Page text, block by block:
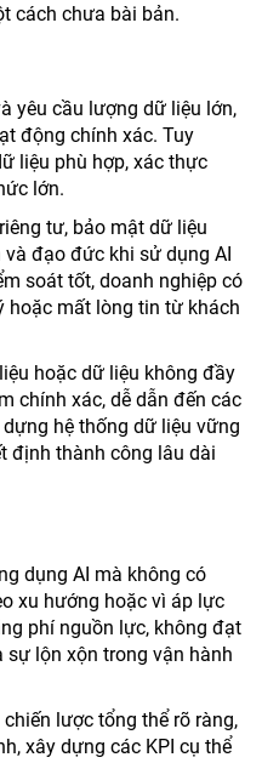
cách chưa bài bản.
yêu cầu lượng dữ liệu lớn,
động chính xác. Tuy
liệu phù hợp, xác thực
lớn.
tư, bảo mật dữ liệu
đạo đức khi sử dụng AI
soát tốt, doanh nghiệp có
hoặc mất lòng tin từ khách
hoặc dữ liệu không đầy
chính xác, dễ dẫn đến các
hệ thống dữ liệu vững
định thành công lâu dài
dụng AI mà không có
xu hướng hoặc vì áp lực
phí nguồn lực, không đạt
sự lộn xộn trong vận hành
lược tổng thể rõ ràng,
xây dựng các KPI cụ thể